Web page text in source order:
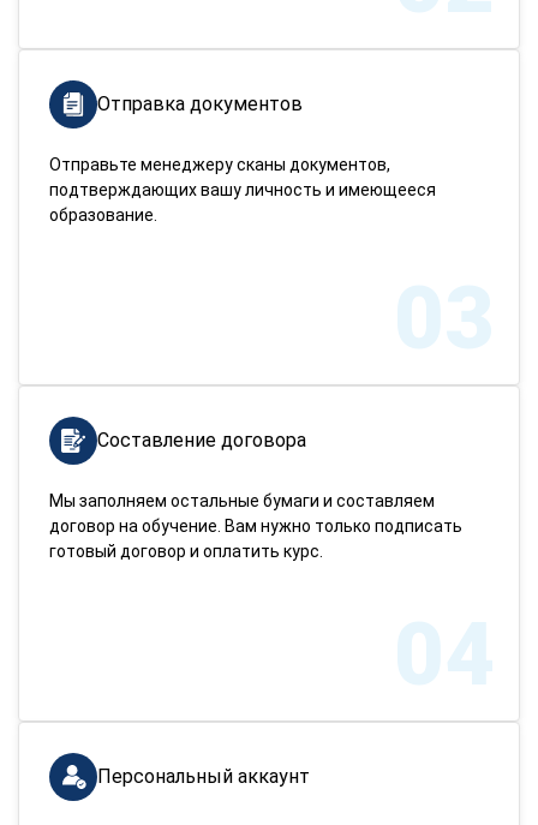
Отправка документов
Отправьте менеджеру сканы документов,
подтверждающих вашу личность и имеющееся
образование.
03
Составление договора
Мы заполняем остальные бумаги и составляем
договор на обучение. Вам нужно только подписать
готовый договор и оплатить курс.
04
Персональный аккаунт